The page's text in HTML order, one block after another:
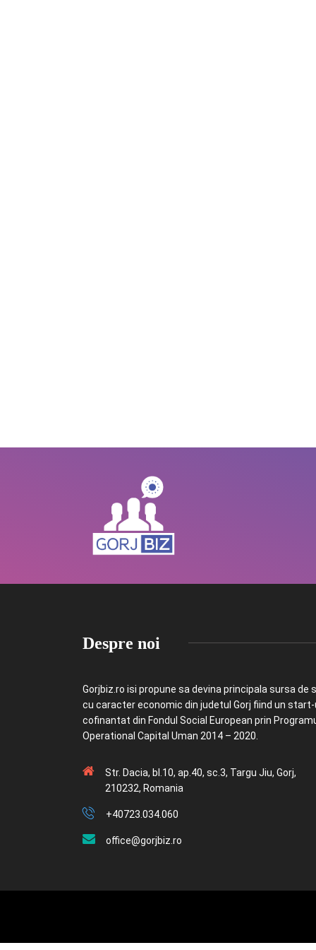
Despre noi
Gorjbiz.ro isi propune sa devina principala sursa de
cu caracter economic din judetul Gorj fiind un start-
cofinantat din Fondul Social European prin
Operational Capital Uman 2014 – 2020.
Str. Dacia, bl.10, ap.40, sc.3, Targu Jiu, Gorj,
210232, Romania
+40723.034.060
office@gorjbiz.ro